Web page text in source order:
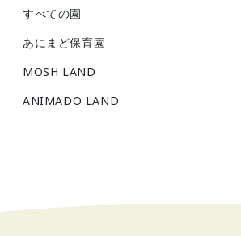
すべての園
あにまど保育園
MOSH LAND
ANIMADO LAND